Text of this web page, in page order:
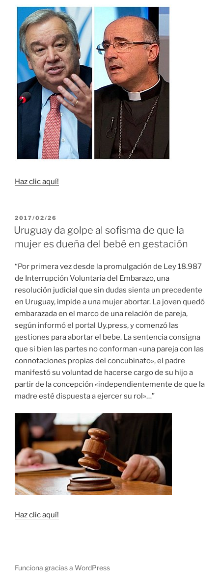
Haz clic aquí!
PUBLICADO
EL
2017/02/26
Uruguay da golpe al sofisma de que la
mujer es dueña del bebé en gestación
“Por primera vez desde la promulgación de Ley 18.987
de Interrupción Voluntaria del Embarazo, una
resolución judicial que sin dudas sienta un precedente
en Uruguay, impide a una mujer abortar. La joven quedó
embarazada en el marco de una relación de pareja,
según informó el portal Uy.press, y comenzó las
gestiones para abortar el bebe. La sentencia consigna
que si bien las partes no conforman «una pareja con las
connotaciones propias del concubinato», el padre
manifestó su voluntad de hacerse cargo de su hijo a
partir de la concepción «independientemente de que la
madre esté dispuesta a ejercer su rol»…”
Haz clic aquí!
Funciona gracias a WordPress